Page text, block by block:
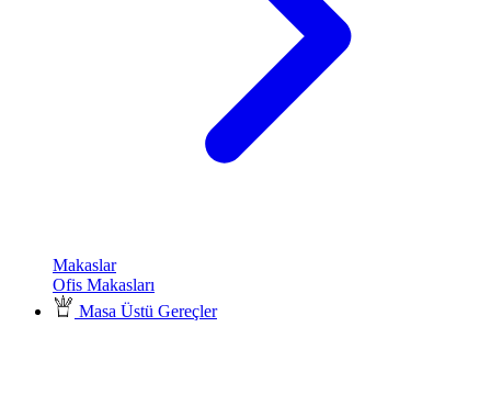
Makaslar
Ofis Makasları
Masa Üstü Gereçler